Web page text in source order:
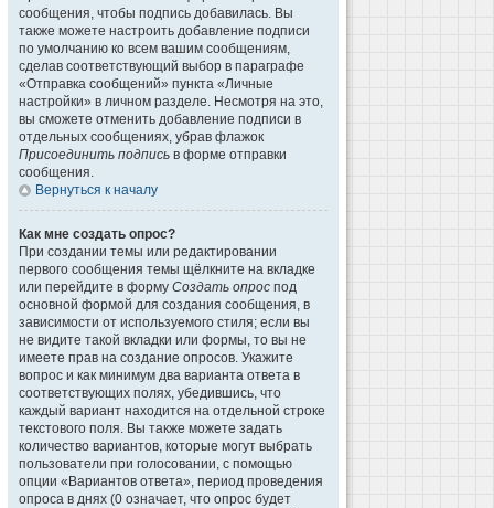
сообщения, чтобы подпись добавилась. Вы
также можете настроить добавление подписи
по умолчанию ко всем вашим сообщениям,
сделав соответствующий выбор в параграфе
«Отправка сообщений» пункта «Личные
настройки» в личном разделе. Несмотря на это,
вы сможете отменить добавление подписи в
отдельных сообщениях, убрав флажок
Присоединить подпись в форме отправки
сообщения.
Вернуться к началу
Как мне создать опрос?
При создании темы или редактировании
первого сообщения темы щёлкните на вкладке
или перейдите в форму Создать опрос под
основной формой для создания сообщения, в
зависимости от используемого стиля; если вы
не видите такой вкладки или формы, то вы не
имеете прав на создание опросов. Укажите
вопрос и как минимум два варианта ответа в
соответствующих полях, убедившись, что
каждый вариант находится на отдельной строке
текстового поля. Вы также можете задать
количество вариантов, которые могут выбрать
пользователи при голосовании, с помощью
опции «Вариантов ответа», период проведения
опроса в днях (0 означает, что опрос будет